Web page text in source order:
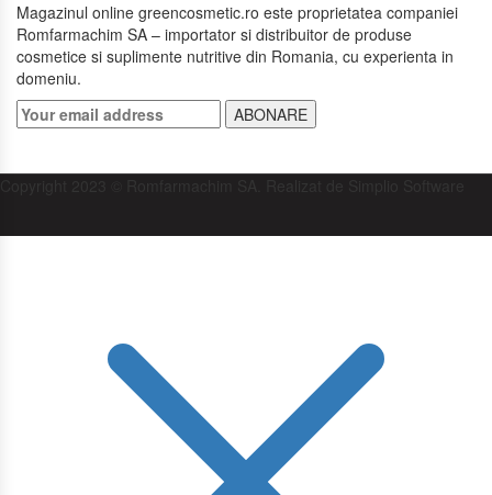
Magazinul online greencosmetic.ro este proprietatea companiei
Romfarmachim SA – importator si distribuitor de produse
cosmetice si suplimente nutritive din Romania, cu experienta in
domeniu.
ABONARE